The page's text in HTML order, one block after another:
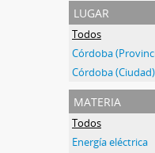
lugar
Todos
Córdoba
Córdoba (Ciudad)
materia
Todos
Energía eléctrica